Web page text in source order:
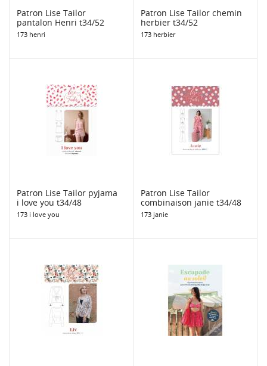
Patron Lise Tailor
pantalon Henri t34/52
173 henri
Patron Lise Tailor chemin
herbier t34/52
173 herbier
Patron Lise Tailor pyjama
i love you t34/48
173 i love you
Patron Lise Tailor
combinaison janie t34/48
173 janie